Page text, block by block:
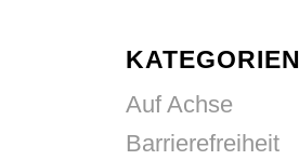
KATEGORIEN
Auf Achse
Barrierefreiheit